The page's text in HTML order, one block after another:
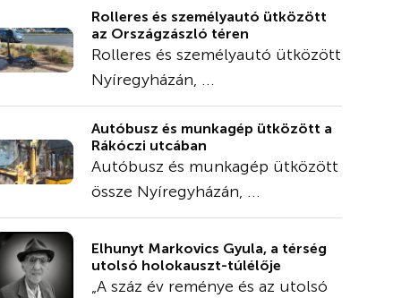
Rolleres és személyautó ütközött
az Országzászló téren
Rolleres és személyautó ütközött
Nyíregyházán, ...
Autóbusz és munkagép ütközött a
Rákóczi utcában
Autóbusz és munkagép ütközött
össze Nyíregyházán, ...
Elhunyt Markovics Gyula, a térség
utolsó holokauszt-túlélője
„A száz év reménye és az utolsó